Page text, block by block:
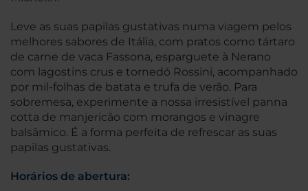
Leve as suas papilas gustativas numa viagem pelos
melhores sabores de Itália, com pratos como tártaro
de carne de vaca Fassona, esparguete à Nerano
com lagostins crus e tornedó Rossini, acompanhado
por mil-folhas de batata e trufa de verão. Para
sobremesa, experimente a nossa irresistível panna
cotta de manjericão com morangos e vinagre
balsâmico. É a forma perfeita de refrescar as suas
papilas gustativas.
Horários de abertura: